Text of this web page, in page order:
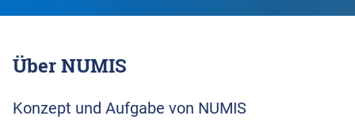
Über NUMIS
Konzept und Aufgabe von NUMIS